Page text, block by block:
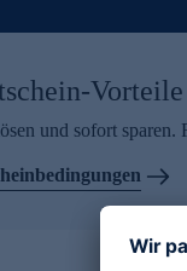
und sofort sparen.